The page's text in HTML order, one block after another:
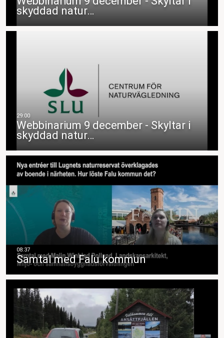
skyddad natur…
Webbinarium 9 december - Skyltar i
skyddad natur…
Samtal med Falu kommun